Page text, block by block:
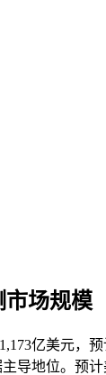
市场规模
亿美元，
导地位。预